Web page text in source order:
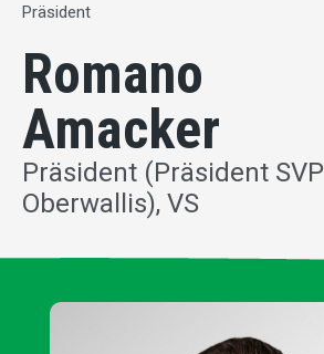
Präsident
Romano
Amacker
Präsident (Präsident SVP
Oberwallis), VS